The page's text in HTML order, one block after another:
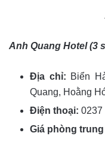
Anh Quang Hotel (3
Địa chỉ: Biển
Quang, Hoằng
Điện thoại: 0237
Giá phòng